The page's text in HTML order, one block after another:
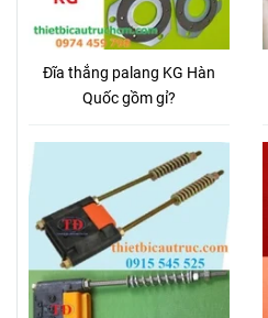
Đĩa thắng palang KG Hàn
Quốc gồm gỉ?